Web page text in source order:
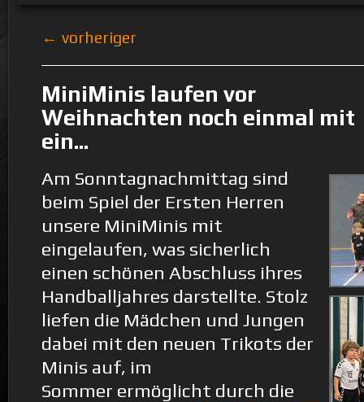
← vorheriger
MiniMinis laufen vor
Weihnachten noch einmal mit
ein...
Am Sonntagnachmittag sind
beim Spiel der Ersten Herren
unsere MiniMinis mit
eingelaufen, was sicherlich
einen schönen Abschluss ihres
Handballjahres darstellte. Stolz
liefen die Mädchen und Jungen
dabei mit den neuen Trikots der
Minis auf, im
Sommer ermöglicht durch die